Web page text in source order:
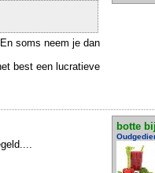
soms neem je dan
best een lucratieve
botte